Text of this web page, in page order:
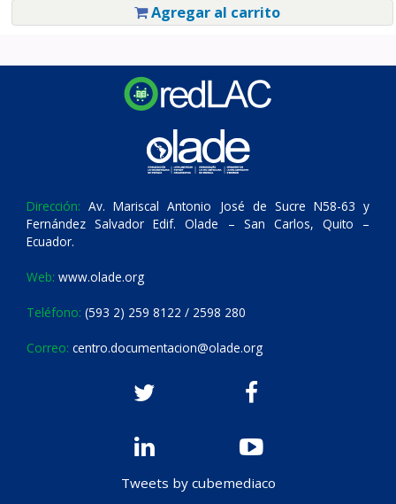
Agregar al carrito
Dirección: Av. Mariscal Antonio José de Sucre N58-63 y
Fernández Salvador Edif. Olade – San Carlos, Quito –
Ecuador.
Web: www.olade.org
Teléfono: (593 2) 259 8122 / 2598 280
Correo: centro.documentacion@olade.org
Tweets by cubemediaco